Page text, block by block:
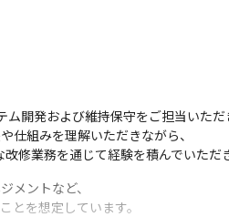
開発および維持保守をご担当いただ
仕組みを理解いただきながら、
修業務を通じて経験を積んでいただ
メントなど、
とを想定しています。